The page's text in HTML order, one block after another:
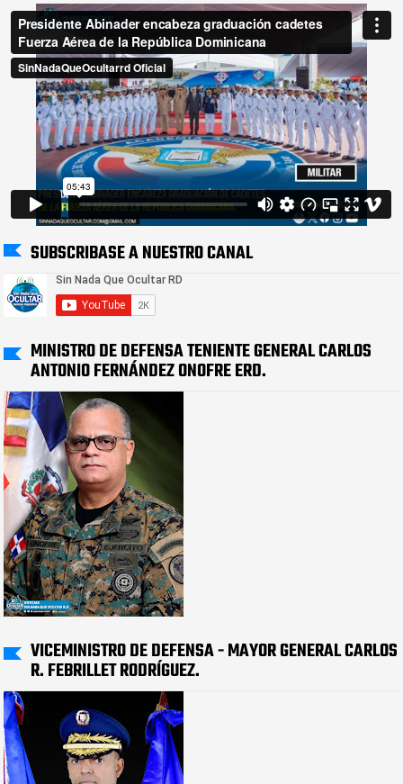
SUBSCRIBASE A NUESTRO CANAL
MINISTRO DE DEFENSA TENIENTE GENERAL CARLOS
ANTONIO FERNÁNDEZ ONOFRE ERD.
VICEMINISTRO DE DEFENSA - MAYOR GENERAL CARLOS
R. FEBRILLET RODRÍGUEZ.